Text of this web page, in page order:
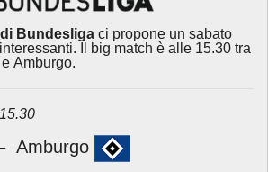
Bundesliga ci propone un sabato
Il big match è alle 15.30 tra
Amburgo.
Amburgo